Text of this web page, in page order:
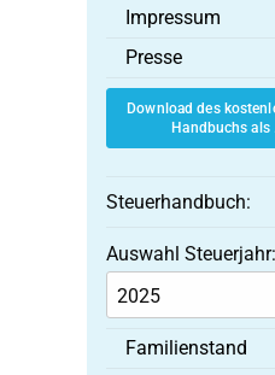
Impressum
Presse
Download des
Handbuchs als
Steuerhandbuch:
Auswahl Steuerjahr:
Familienstand